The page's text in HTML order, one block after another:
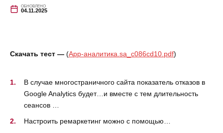
ОБНОВЛЕНО
04.11.2025
Скачать тест — (Аpp-аналитика.sa_c086cd10.pdf)
В случае многостраничного сайта показатель отказов в
Google Analytics будет…и вместе с тем длительность
сеансов …
Настроить ремаркетинг можно с помощью…